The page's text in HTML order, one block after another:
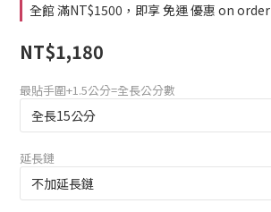
全館 滿NT$1500，即享 免運 優惠 on order
NT$1,180
最貼手圍+1.5公分=全長公分數
延長鏈